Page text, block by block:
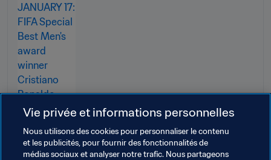
Vie privée et informations personnelles
Nous utilisons des cookies pour personnaliser le contenu
et les publicités, pour fournir des fonctionnalités de
médias sociaux et analyser notre trafic. Nous partageons